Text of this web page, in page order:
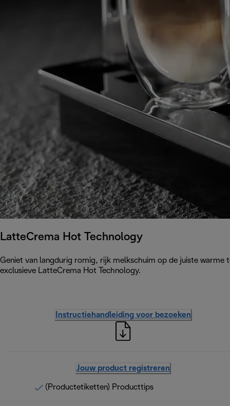
LatteCrema Hot Technology
Geniet van langdurig romig, rijk melkschuim op de juiste
exclusieve LatteCrema Hot Technology.
Instructiehandleiding voor bezoeken
Jouw product registreren
(Productetiketten) Producttips